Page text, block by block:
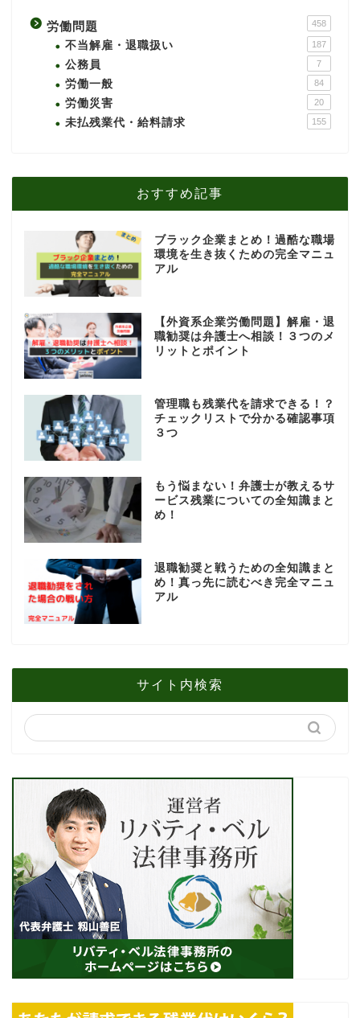
労働問題 458
不当解雇・退職扱い 187
公務員 7
労働一般 84
労働災害 20
未払残業代・給料請求 155
おすすめ記事
ブラック企業まとめ！過酷な職場
環境を生き抜くための完全マニュ
アル
【外資系企業労働問題】解雇・退
職勧奨は弁護士へ相談！３つのメ
リットとポイント
管理職も残業代を請求できる！？
チェックリストで分かる確認事項
３つ
もう悩まない！弁護士が教えるサ
ービス残業についての全知識まと
め！
退職勧奨と戦うための全知識まと
め！真っ先に読むべき完全マニュ
アル
サイト内検索